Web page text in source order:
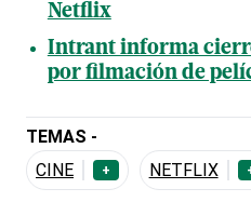
Netflix
Intrant informa
por filmación de
TEMAS -
CINE
+ NETFLIX